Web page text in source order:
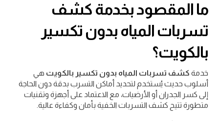
ما المقصود بخدمة كشف
تسربات المياه بدون تكسير
بالكويت؟
خدمة كشف تسربات المياه بدون تكسير بالكويت هي
أسلوب حديث يُستخدم لتحديد أماكن التسرب بدقة دون الحاجة
إلى كسر الجدران أو الأرضيات، مع الاعتماد على أجهزة وتقنيات
متطورة تتيح كشف التسربات الخفية بأمان وكفاءة عالية.